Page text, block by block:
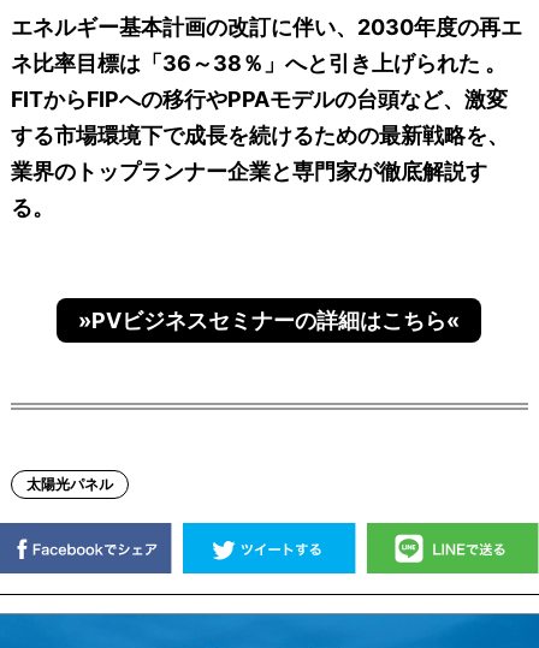
エネルギー基本計画の改訂に伴い、2030年度の再エ
ネ比率目標は「36～38％」へと引き上げられた 。
FITからFIPへの移行やPPAモデルの台頭など、激変
する市場環境下で成長を続けるための最新戦略を、
業界のトップランナー企業と専門家が徹底解説す
る。
»PVビジネスセミナーの詳細はこちら«
太陽光パネル